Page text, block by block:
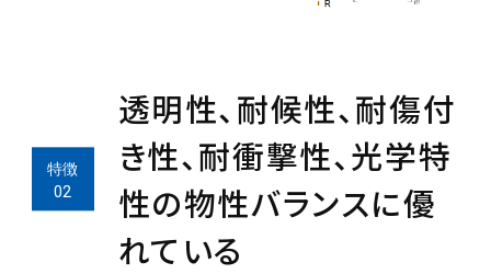
透明性、耐候性、耐傷付
き性、耐衝撃性、光学特
性の物性バランスに優
れている